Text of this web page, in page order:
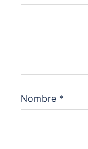
Nombre *